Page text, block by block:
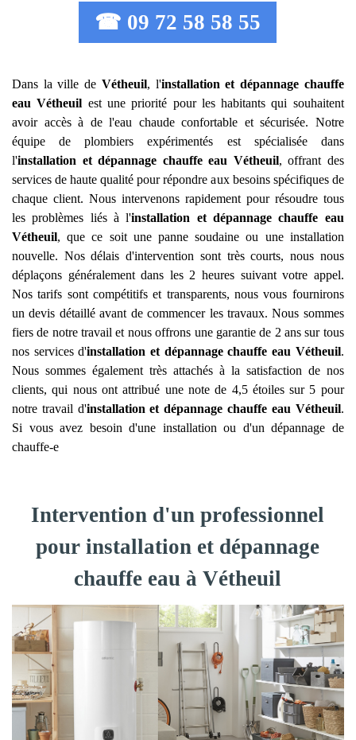
☎ 09 72 58 58 55
Dans la ville de Vétheuil, l'installation et dépannage chauffe
eau Vétheuil est une priorité pour les habitants qui souhaitent
avoir accès à de l'eau chaude confortable et sécurisée. Notre
équipe de plombiers expérimentés est spécialisée dans
l'installation et dépannage chauffe eau Vétheuil, offrant des
services de haute qualité pour répondre aux besoins spécifiques de
chaque client. Nous intervenons rapidement pour résoudre tous
les problèmes liés à l'installation et dépannage chauffe eau
Vétheuil, que ce soit une panne soudaine ou une installation
nouvelle. Nos délais d'intervention sont très courts, nous nous
déplaçons généralement dans les 2 heures suivant votre appel.
Nos tarifs sont compétitifs et transparents, nous vous fournirons
un devis détaillé avant de commencer les travaux. Nous sommes
fiers de notre travail et nous offrons une garantie de 2 ans sur tous
nos services d'installation et dépannage chauffe eau Vétheuil.
Nous sommes également très attachés à la satisfaction de nos
clients, qui nous ont attribué une note de 4,5 étoiles sur 5 pour
notre travail d'installation et dépannage chauffe eau Vétheuil.
Si vous avez besoin d'une installation ou d'un dépannage de
chauffe-e
Intervention d'un professionnel
pour installation et dépannage
chauffe eau à Vétheuil